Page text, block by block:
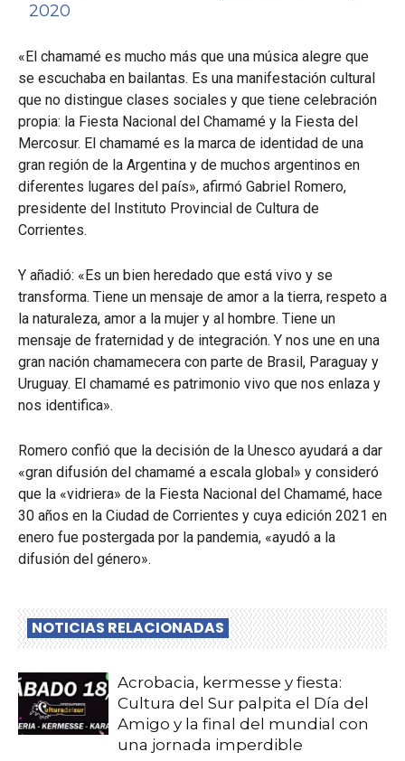
2020
«El chamamé es mucho más que una música alegre que
se escuchaba en bailantas. Es una manifestación cultural
que no distingue clases sociales y que tiene celebración
propia: la Fiesta Nacional del Chamamé y la Fiesta del
Mercosur. El chamamé es la marca de identidad de una
gran región de la Argentina y de muchos argentinos en
diferentes lugares del país», afirmó Gabriel Romero,
presidente del Instituto Provincial de Cultura de
Corrientes.
Y añadió: «Es un bien heredado que está vivo y se
transforma. Tiene un mensaje de amor a la tierra, respeto a
la naturaleza, amor a la mujer y al hombre. Tiene un
mensaje de fraternidad y de integración. Y nos une en una
gran nación chamamecera con parte de Brasil, Paraguay y
Uruguay. El chamamé es patrimonio vivo que nos enlaza y
nos identifica».
Romero confió que la decisión de la Unesco ayudará a dar
«gran difusión del chamamé a escala global» y consideró
que la «vidriera» de la Fiesta Nacional del Chamamé, hace
30 años en la Ciudad de Corrientes y cuya edición 2021 en
enero fue postergada por la pandemia, «ayudó a la
difusión del género».
NOTICIAS RELACIONADAS
Acrobacia, kermesse y fiesta:
Cultura del Sur palpita el Día del
Amigo y la final del mundial con
una jornada imperdible